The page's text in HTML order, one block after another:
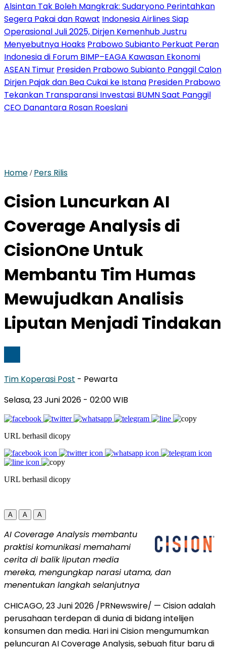
Alsintan Tak Boleh Mangkrak: Sudaryono Perintahkan
Segera Pakai dan Rawat Indonesia Airlines Siap
Operasional Juli 2025, Dirjen Kemenhub Justru
Menyebutnya Hoaks Prabowo Subianto Perkuat Peran
Indonesia di Forum BIMP–EAGA Kawasan Ekonomi
ASEAN Timur Presiden Prabowo Subianto Panggil Calon
Dirjen Pajak dan Bea Cukai ke Istana Presiden Prabowo
Tekankan Transparansi Investasi BUMN Saat Panggil
CEO Danantara Rosan Roeslani
Home / Pers Rilis
Cision Luncurkan AI
Coverage Analysis di
CisionOne Untuk
Membantu Tim Humas
Mewujudkan Analisis
Liputan Menjadi Tindakan
Tim Koperasi Post - Pewarta
Selasa, 23 Juni 2026 - 02:00 WIB
URL berhasil dicopy
URL berhasil dicopy
A A A
AI Coverage Analysis membantu
praktisi komunikasi memahami
cerita di balik liputan media
mereka, mengungkap narasi utama, dan
menentukan langkah selanjutnya
CHICAGO,23 Juni 2026 /PRNewswire/ — Cision adalah
perusahaan terdepan di dunia di bidang intelijen
konsumen dan media. Hari ini Cision mengumumkan
peluncuran AI Coverage Analysis, sebuah fitur baru di